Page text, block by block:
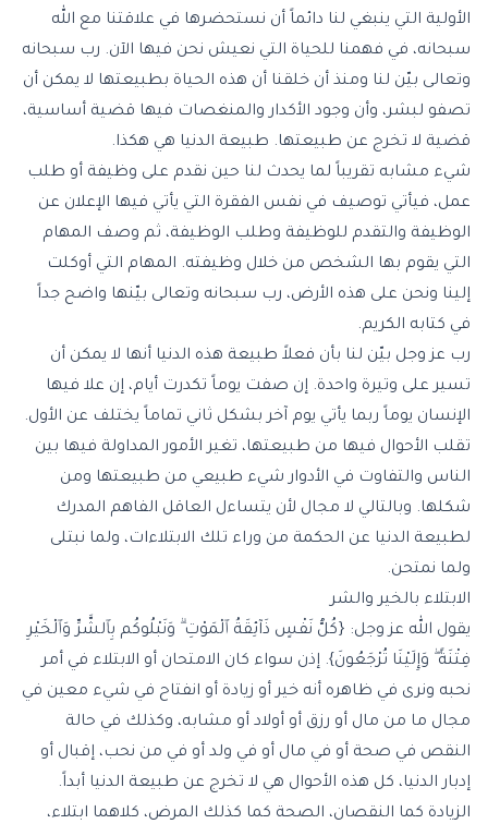
الأولية التي ينبغي لنا دائماً أن نستحضرها في علاقتنا مع الله
سبحانه، في فهمنا للحياة التي نعيش نحن فيها الآن. رب سبحانه
وتعالى بيّن لنا ومنذ أن خلقنا أن هذه الحياة بطبيعتها لا يمكن أن
تصفو لبشر، وأن وجود الأكدار والمنغصات فيها قضية أساسية،
قضية لا تخرج عن طبيعتها. طبيعة الدنيا هي هكذا.
شيء مشابه تقريباً لما يحدث لنا حين نقدم على وظيفة أو طلب
عمل، فيأتي توصيف في نفس الفقرة التي يأتي فيها الإعلان عن
الوظيفة والتقدم للوظيفة وطلب الوظيفة، ثم وصف المهام
التي يقوم بها الشخص من خلال وظيفته. المهام التي أوكلت
إلينا ونحن على هذه الأرض، رب سبحانه وتعالى بيّنها واضح جداً
في كتابه الكريم.
رب عز وجل بيّن لنا بأن فعلاً طبيعة هذه الدنيا أنها لا يمكن أن
تسير على وتيرة واحدة. إن صفت يوماً تكدرت أيام، إن علا فيها
الإنسان يوماً ربما يأتي يوم آخر بشكل ثاني تماماً يختلف عن الأول.
تقلب الأحوال فيها من طبيعتها، تغير الأمور المداولة فيها بين
الناس والتفاوت في الأدوار شيء طبيعي من طبيعتها ومن
شكلها. وبالتالي لا مجال لأن يتساءل العاقل الفاهم المدرك
لطبيعة الدنيا عن الحكمة من وراء تلك الابتلاءات، ولما نبتلى
ولما نمتحن.
الابتلاء بالخير والشر
يقول الله عز وجل: {كُلُّ نَفْسٍ ذَآئِقَةُ ٱلْمَوْتِ ۗ وَنَبْلُوكُم بِٱلشَّرِّ وَٱلْخَيْرِ
فِتْنَةً ۖ وَإِلَيْنَا تُرْجَعُونَ}. إذن سواء كان الامتحان أو الابتلاء في أمر
نحبه ونرى في ظاهره أنه خير أو زيادة أو انفتاح في شيء معين في
مجال ما من مال أو رزق أو أولاد أو مشابه، وكذلك في حالة
النقص في صحة أو في مال أو في ولد أو في من نحب، إقبال أو
إدبار الدنيا، كل هذه الأحوال هي لا تخرج عن طبيعة الدنيا أبداً.
الزيادة كما النقصان، الصحة كما كذلك المرض، كلاهما ابتلاء،